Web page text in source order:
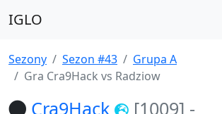
IGLO
Sezony Sezon #43
Grupa A
Gra Cra9Hack vs Radziow
Cra9Hack [1009] -